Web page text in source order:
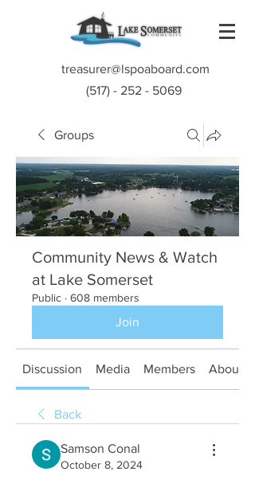
treasurer@lspoaboard.com
(517) - 252 - 5069
Groups
Community News & Watch
at Lake Somerset
Public · 608 members
Join
Discussion Media Members About
Back
Samson Conal
October 8, 2024